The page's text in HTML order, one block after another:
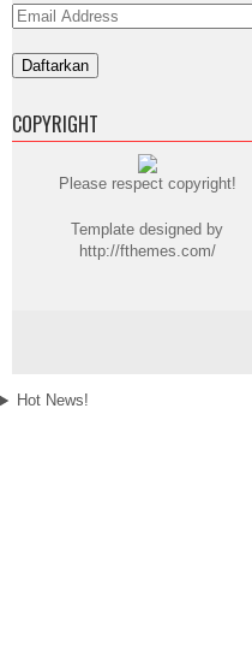
Email
Address
COPYRIGHT
Please respect copyright!
Template designed by
http://fthemes.com/
Hot News!